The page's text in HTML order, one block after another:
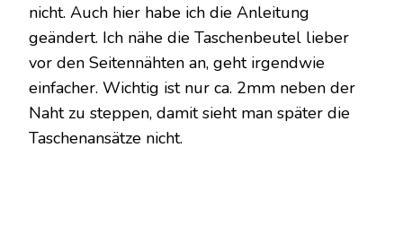
nicht. Auch hier habe ich die Anleitung
geändert. Ich nähe die Taschenbeutel lieber
vor den Seitennähten an, geht irgendwie
einfacher. Wichtig ist nur ca. 2mm neben der
Naht zu steppen, damit sieht man später die
Taschenansätze nicht.